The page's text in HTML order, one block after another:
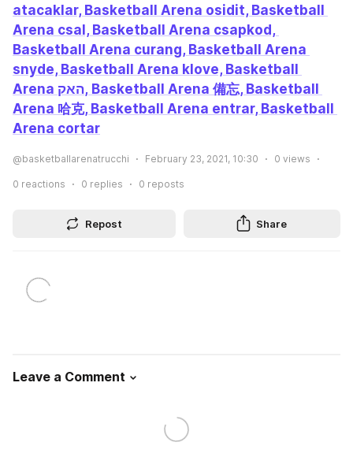
atacaklar, Basketball Aren‪a‬ osidit, Basketball
Aren‪a‬ csal, Basketball Aren‪a‬ csapkod,
Basketball Aren‪a‬ curang, Basketball Aren‪a‬
snyde, Basketball Aren‪a‬ klove, Basketball
Aren‪a‬ האק, Basketball Aren‪a‬ 備忘, Basketball
Aren‪a‬ 哈克, Basketball Aren‪a‬ entrar, Basketball
Aren‪a‬ cortar
@basketballarenatrucchi February 23, 2021, 10:30 0 views
0 reactions 0 replies 0 reposts
Repost Share
Leave a Comment